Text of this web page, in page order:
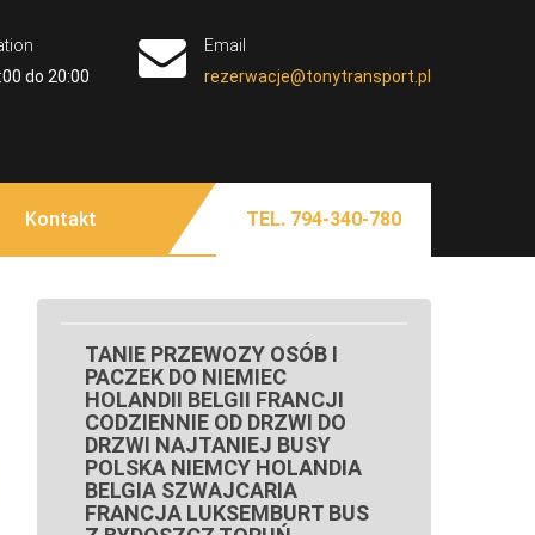
BUS NIEMCY
KUJAWSKO
SZCZECINA
POLSKA
DO POLSKI
Gorzowa Wielkopolskiego Piły Przewozy
Gryfice Sępólno Krajeńskie Człuchów
Bydgoszczy Kołobrzegu Piły Chojnic Tucholi
do 20:00
Email
rezerwacje@tonytransport.pl
Kontakt TEL. 794-340-780
TANIE PRZEWOZY OSÓB I
PACZEK DO NIEMIEC
HOLANDII BELGII FRANCJI
CODZIENNIE OD DRZWI DO
DRZWI NAJTANIEJ BUSY
POLSKA NIEMCY HOLANDIA
BELGIA SZWAJCARIA
FRANCJA LUKSEMBURT BUS